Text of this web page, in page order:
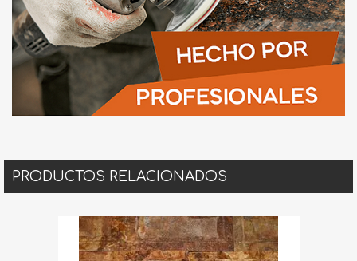
PRODUCTOS RELACIONADOS